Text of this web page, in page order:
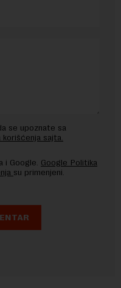
se upoznate sa
sajta.
i Google. Google Politika
su primenjeni.